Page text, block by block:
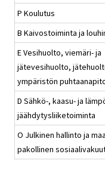
P Koulutus
B Kaivostoiminta ja
E Vesihuolto, viemäri- ja
jätevesihuolto,
ympäristön
D Sähkö-, kaasu- ja
jäähdytysliiketoiminta
O Julkinen hallinto ja
pakollinen